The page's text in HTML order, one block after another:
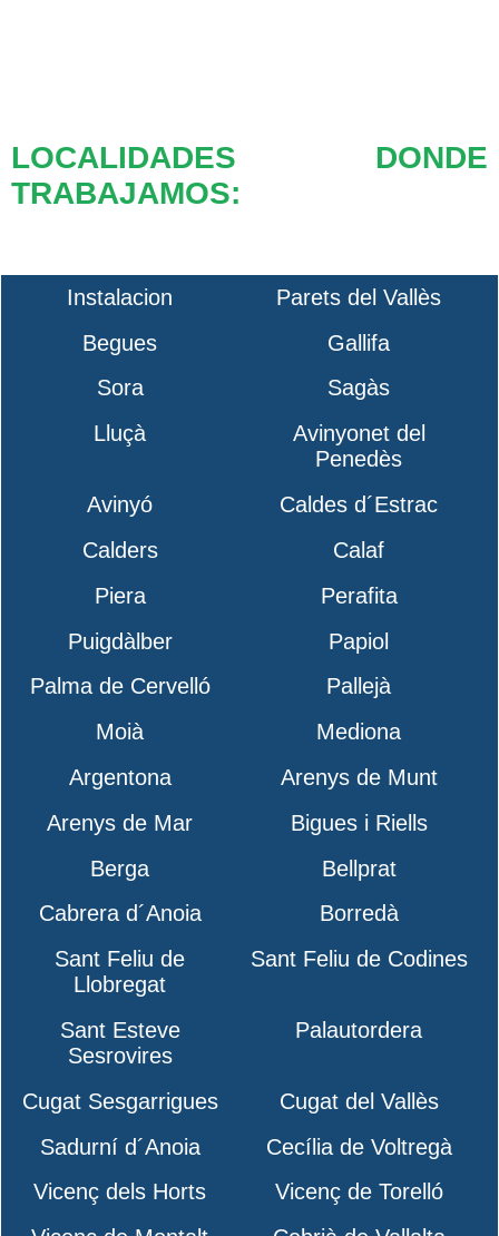
LOCALIDADES DONDE
TRABAJAMOS:
Instalacion
Parets del Vallès
Begues
Gallifa
Sora
Sagàs
Lluçà
Avinyonet del
Penedès
Avinyó
Caldes d´Estrac
Calders
Calaf
Piera
Perafita
Puigdàlber
Papiol
Palma de Cervelló
Pallejà
Moià
Mediona
Argentona
Arenys de Munt
Arenys de Mar
Bigues i Riells
Berga
Bellprat
Cabrera d´Anoia
Borredà
Sant Feliu de
Llobregat
Sant Feliu de Codines
Sant Esteve
Sesrovires
Palautordera
Cugat Sesgarrigues
Cugat del Vallès
Sadurní d´Anoia
Cecília de Voltregà
Vicenç dels Horts
Vicenç de Torelló